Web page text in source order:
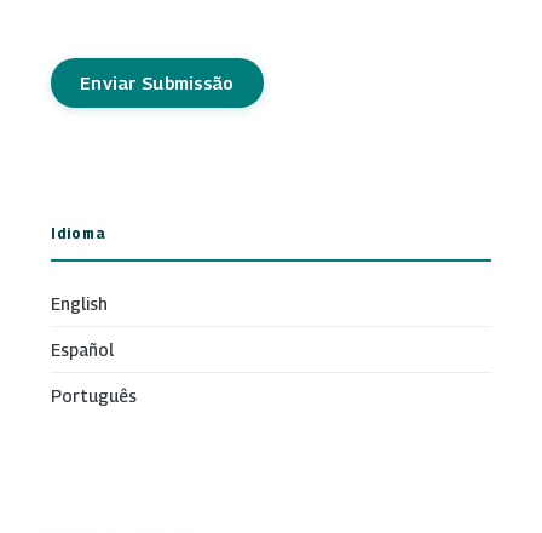
Enviar Submissão
Idioma
English
Español
Português